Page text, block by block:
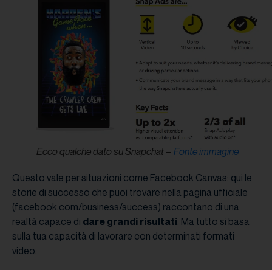
Ecco qualche dato su Snapchat – Fonte immagine
Questo vale per situazioni come Facebook Canvas: qui le
storie di successo che puoi trovare nella pagina ufficiale
(facebook.com/business/success) raccontano di una
realtà capace di dare grandi risultati. Ma tutto si basa
sulla tua capacità di lavorare con determinati formati
video.